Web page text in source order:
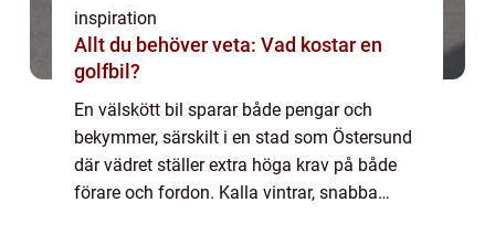
inspiration
Allt du behöver veta: Vad kostar en
golfbil?
En välskött bil sparar både pengar och
bekymmer, särskilt i en stad som Östersund
där vädret ställer extra höga krav på både
förare och fordon. Kalla vintrar, snabba